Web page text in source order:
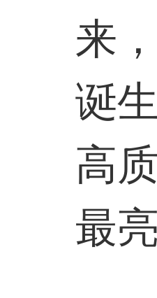
来
诞
高
最